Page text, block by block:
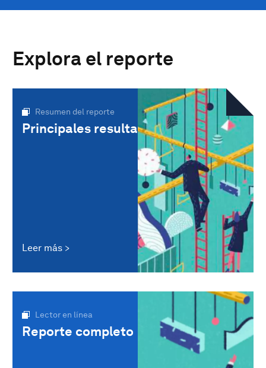
Explora el reporte
Resumen del reporte
Principales resultados
Leer más
Lector en línea
Reporte completo